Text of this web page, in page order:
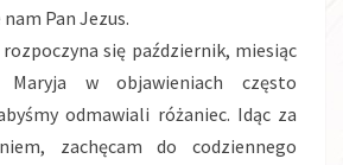
Pan Jezus.
się październik, miesiąc
Maryja w objawieniach często
odmawiali różaniec. Idąc za
zachęcam do codziennego